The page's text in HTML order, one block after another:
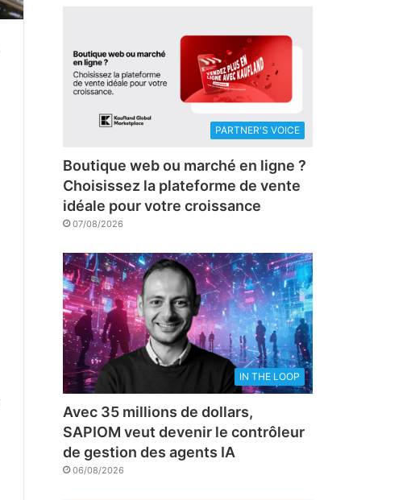
PARTNER'S VOICE
Boutique web ou marché en ligne ?
Choisissez la plateforme de vente
idéale pour votre croissance
07/08/2026
IN THE LOOP
Avec 35 millions de dollars,
SAPIOM veut devenir le contrôleur
de gestion des agents IA
06/08/2026